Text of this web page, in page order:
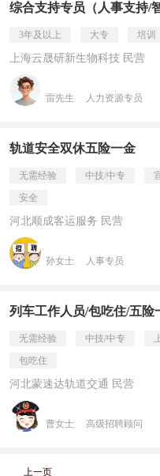
综合支持专员（人事支持/
3年及以上 大专 培训
上海云晟研新生物科技 民营
雷先生 人力资源专员
轨道安全双休五险一金
无需经验 中技/中专
安全
河北顺成客运服务 民营
孙女士 人事专员
列车工作人员/包吃住/五险
无需经验 中技/中专
包吃住
河北蒙速达轨道交通 民营
曹女士 高级招聘顾问
上一页